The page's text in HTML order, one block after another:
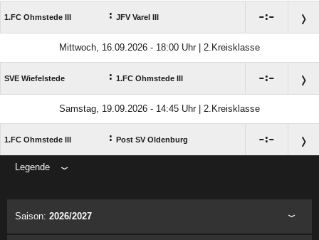
1.FC Ohmstede III : JFV Varel III :
Mittwoch, 16.09.2026 - 18:00 Uhr | 2.Kreisklasse
SVE Wiefelstede : 1.FC Ohmstede III :
Samstag, 19.09.2026 - 14:45 Uhr | 2.Kreisklasse
1.FC Ohmstede III : Post SV Oldenburg :
Legende
Saison: 2026/2027